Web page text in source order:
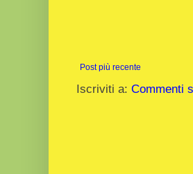
Post più recente
Iscriviti a: Commenti